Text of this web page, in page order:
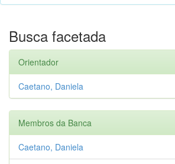
Busca facetada
Orientador
Caetano, Daniela
Membros da Banca
Caetano, Daniela